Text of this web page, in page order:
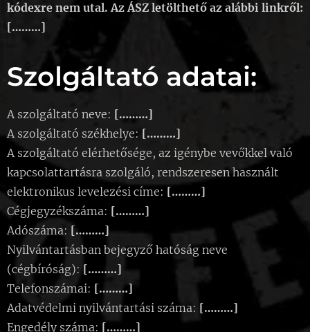
kódexre nem utal. Az ÁSZ letölthető az alábbi linkről:
[………]
Szolgáltató adatai:
A szolgáltató neve: [………]
A szolgáltató székhelye: [………]
A szolgáltató elérhetősége, az igénybe vevőkkel való
kapcsolattartásra szolgáló, rendszeresen használt
elektronikus levelezési címe: [………]
Cégjegyzékszáma: [………]
Adószáma: [………]
Nyilvántartásban bejegyző hatóság neve
(cégbíróság): [………]
Telefonszámai: [………]
Adatvédelmi nyilvántartási száma: [………]
Engedély száma: [………]